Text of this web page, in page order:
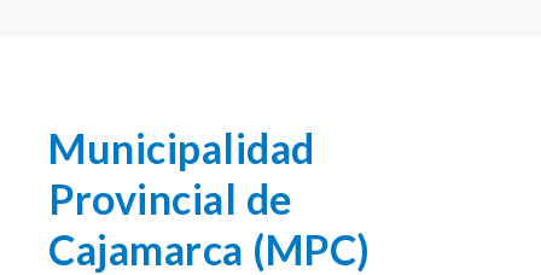
Municipalidad
Provincial de
Cajamarca (MPC)